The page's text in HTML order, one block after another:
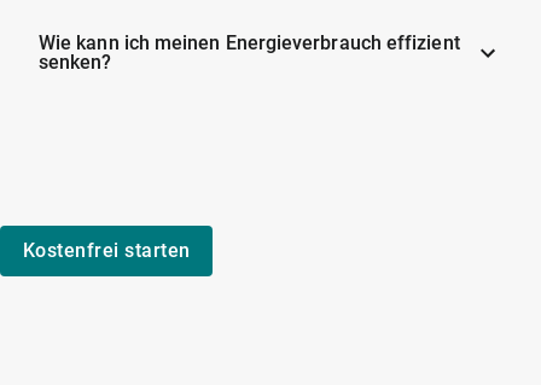
Wie kann ich meinen Energieverbrauch effizient
senken?
Kostenfrei starten